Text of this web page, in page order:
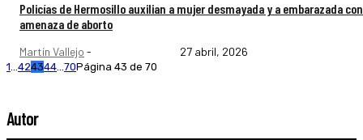
Policías de Hermosillo auxilian a mujer desmayada y a embarazada con
amenaza de aborto
Martín Vallejo - 27 abril, 2026
1...424344...70Página 43 de 70
Autor